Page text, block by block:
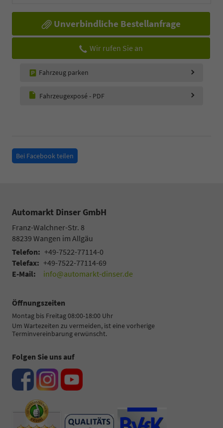
Unverbindliche Bestellanfrage
Wir rufen Sie an
Fahrzeug parken
Fahrzeugexposé - PDF
Bei Facebook teilen
Automarkt Dinser GmbH
Franz-Walchner-Str. 8
88239 Wangen im Allgäu
Telefon: +49-7522-77114-0
Telefax: +49-7522-77114-69
E-Mail:
info@automarkt-dinser.de
Öffnungszeiten
Montag bis Freitag 08:00-18:00 Uhr
Um Wartezeiten zu vermeiden, ist eine vorherige
Terminvereinbarung erwünscht.
Folgen Sie uns auf